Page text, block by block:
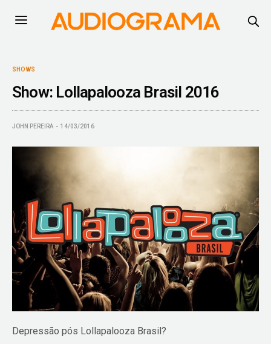
SHOWS
Show: Lollapalooza Brasil 2016
JOHN PEREIRA 14/03/2016
Depressão pós Lollapalooza Brasil?